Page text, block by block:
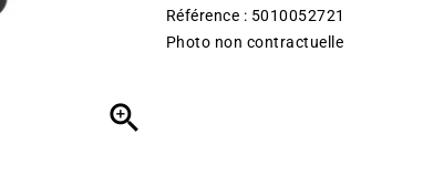

Référence : 5010052721
Photo non contractuelle